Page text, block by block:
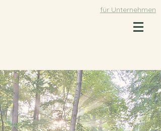
für Unternehmen